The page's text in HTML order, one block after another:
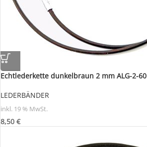
Echtlederkette dunkelbraun 2 mm ALG-2-60
LEDERBÄNDER
inkl. 19 % MwSt.
8,50 €